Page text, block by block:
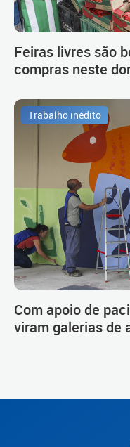
Feiras livres são
compras neste
Trabalho inédito
Com apoio de
viram galerias de